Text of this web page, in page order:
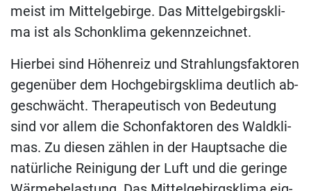
meist im Mit­tel­ge­bir­ge.​ Das Mit­tel­ge­birgs­kli­
ma ist als Schon­kli­ma gekennzeichnet.
Hier­bei sind Hö­hen­reiz und Strah­lungs­fak­to­ren
ge­gen­über dem Hoch­ge­birgs­kli­ma deut­lich ab­
ge­schwächt. The­ra­peu­tisch von Be­deu­tung
sind vor al­lem die Schon­fak­to­ren des Wald­kli­
mas. Zu die­sen zäh­len in der Haupt­sa­che die
na­tür­li­che Rei­ni­gung der Luft und die ge­rin­ge